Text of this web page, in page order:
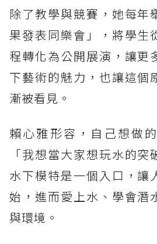
除了教學與競賽，她每年
果發表同樂會」，將學生
程轉化為公開展演，讓更
下藝術的魅力，也讓這個
漸被看見。
賴心雅形容，自己想做
「我想當大家想玩水的突
水下模特是一個入口，讓
始，進而愛上水、學會潛
與環境。